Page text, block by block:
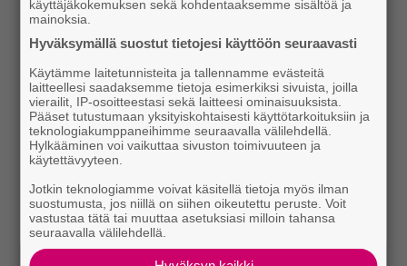
käyttäjäkokemuksen sekä kohdentaaksemme sisältöä ja
mainoksia.
Hyväksymällä suostut tietojesi käyttöön seuraavasti
Käytämme laitetunnisteita ja tallennamme evästeitä
laitteellesi saadaksemme tietoja esimerkiksi sivuista, joilla
vierailit, IP-osoitteestasi sekä laitteesi ominaisuuksista.
Pääset tutustumaan yksityiskohtaisesti käyttötarkoituksiin ja
teknologiakumppaneihimme seuraavalla välilehdellä.
Hylkääminen voi vaikuttaa sivuston toimivuuteen ja
käytettävyyteen.
Jotkin teknologiamme voivat käsitellä tietoja myös ilman
suostumusta, jos niillä on siihen oikeutettu peruste. Voit
vastustaa tätä tai muuttaa asetuksiasi milloin tahansa
seuraavalla välilehdellä.